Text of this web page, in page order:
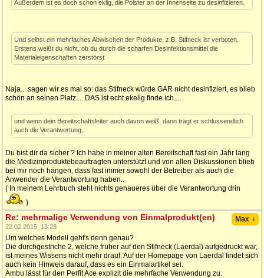
Außerdem ist es doch schon eklig, die Polster an der Innenseite zu desinfizieren.
Und selbst ein mehrfaches Abwischen der Produkte, z.B. Stifneck ist verboten.
Erstens weißt du nicht, ob du durch die scharfen Desinfektionsmittel die
Materialeigenschaften zerstörst
Naja... sagen wir es mal so: das Stifneck würde GAR nicht desinfiziert, es blieb
schön an seinen Platz.... DAS ist echt ekelig finde ich....
und wenn dein Bereitschaftsleiter auch davon weiß, dann trägt er schlussendlich
auch die Verantwortung.
Du bist dir da sicher ? Ich habe in meiner alten Bereitschaft fast ein Jahr lang
die Medizinproduktebeauftragten unterstützt und von allen Diskussionen blieb
bei mir noch hängen, dass fast immer sowohl der Betreiber als auch die
Anwender die Verantwortung haben..
( In meinem Lehrbuch steht nichts genaueres über die Verantwortung drin
)
Max ↓
Re: mehrmalige Verwendung von Einmalprodukt(en)
22.02.2015, 13:28
Um welches Modell geht's denn genau?
Die durchgestriche 2, welche früher auf den Stifneck (Laerdal) aufgedruckt war,
ist meines Wissens nicht mehr drauf. Auf der Homepage von Laerdal findet sich
auch kein Hinweis darauf, dass es ein Einmalartikel sei.
Ambu lässt für den Perfit Ace explizit die mehrfache Verwendung zu.